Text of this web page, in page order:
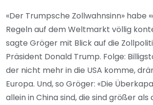
«Der Trumpsche Zollwahnsinn» habe
Regeln auf dem Weltmarkt völlig
sagte Gröger mit Blick auf die
Präsident Donald Trump. Folge:
der nicht mehr in die USA komme,
Europa. Und, so Gröger: «Die
allein in China sind, die sind größer als